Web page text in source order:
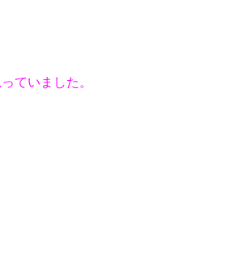
ていました。